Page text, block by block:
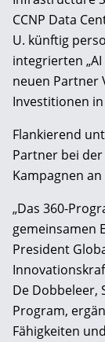
CCNP Data
U. künftig
integrierten
neuen Partner
Investitionen
Flankierend
Partner bei
Kampagnen
„Das 360-
gemeinsamen
President
De Dobbeleer,
Program,
Fähigkeiten